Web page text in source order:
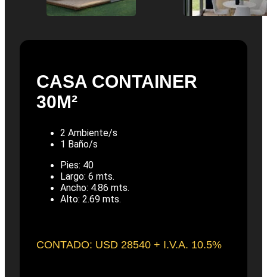
CASA CONTAINER
30M²
2 Ambiente/s
1 Baño/s
Pies: 40
Largo: 6 mts.
Ancho: 4.86 mts.
Alto: 2.69 mts.
CONTADO: USD 28540 + I.V.A. 10.5%